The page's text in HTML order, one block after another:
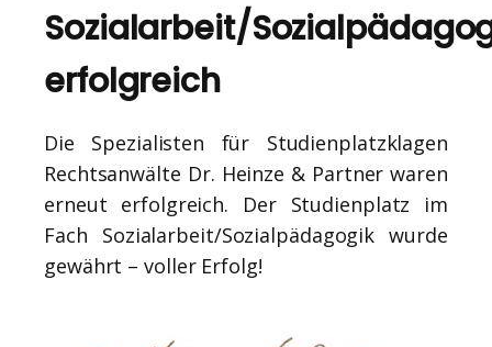
Sozialarbeit/
erfolgreich
Die Spezialisten für Studienplatzklagen
Rechtsanwälte Dr. Heinze & Partner waren
erneut erfolgreich. Der Studienplatz im
Fach Sozialarbeit/Sozialpädagogik wurde
gewährt – voller Erfolg!